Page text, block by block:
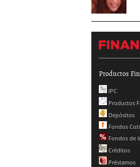
Productos
IPC
Productos
Depósitos
Fondos
Fondos de
Créditos
Préstamos